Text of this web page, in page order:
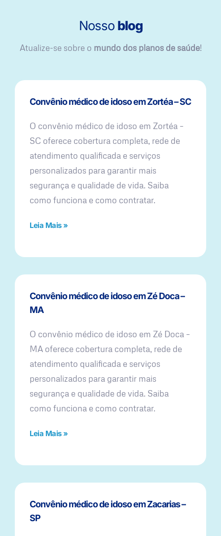
Nosso blog
Atualize-se sobre o mundo dos planos de saúde!
Convênio médico de idoso em Zortéa – SC
O convênio médico de idoso em Zortéa –
SC oferece cobertura completa, rede de
atendimento qualificada e serviços
personalizados para garantir mais
segurança e qualidade de vida. Saiba
como funciona e como contratar.
Leia Mais »
Convênio médico de idoso em Zé Doca –
MA
O convênio médico de idoso em Zé Doca –
MA oferece cobertura completa, rede de
atendimento qualificada e serviços
personalizados para garantir mais
segurança e qualidade de vida. Saiba
como funciona e como contratar.
Leia Mais »
Convênio médico de idoso em Zacarias –
SP